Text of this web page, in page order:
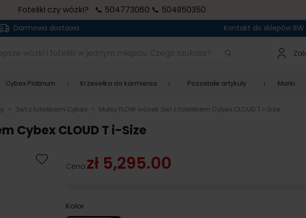
Foteliki czy wózki? 📞 504773060 📞 504950350
Darmowa dostawa Kontakt do sklepów BW
wózki i foteliki w jednym miejscu. Czego szukasz?
Cybex Platinum Krzesełka do karmienia Pozostałe artykuły Marki
> 3w1 z fotelikiem Cybex > Mutsy FLOW wózek 3w1 z fotelikiem Cybex CLOUD T i-Size
Cybex CLOUD T i-Size
Cena:zł 5,295.00
Kolor